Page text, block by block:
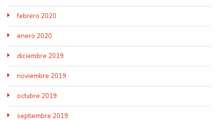
febrero 2020
enero 2020
diciembre 2019
noviembre 2019
octubre 2019
septiembre 2019